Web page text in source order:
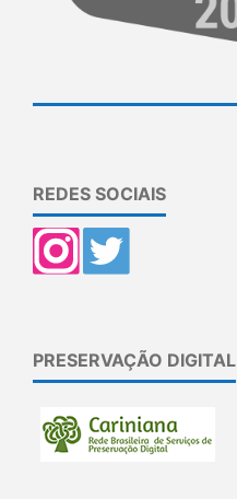
REDES SOCIAIS
PRESERVAÇÃO DIGITAL